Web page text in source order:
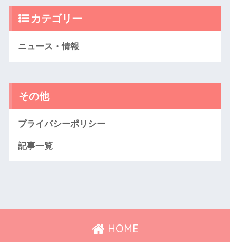
カテゴリー
ニュース・情報
その他
プライバシーポリシー
記事一覧
HOME